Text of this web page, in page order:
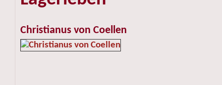
Christianus von Coellen